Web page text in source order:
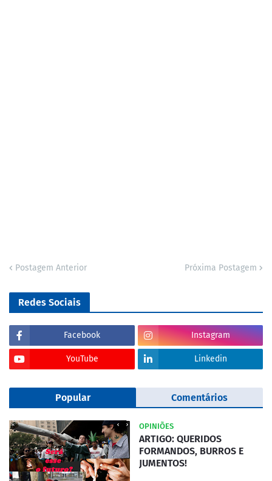
Postagem Anterior Próxima Postagem
Redes Sociais
Facebook Instagram
YouTube Linkedin
Popular Comentários
OPINIÕES
ARTIGO: QUERIDOS
FORMANDOS, BURROS E
JUMENTOS!